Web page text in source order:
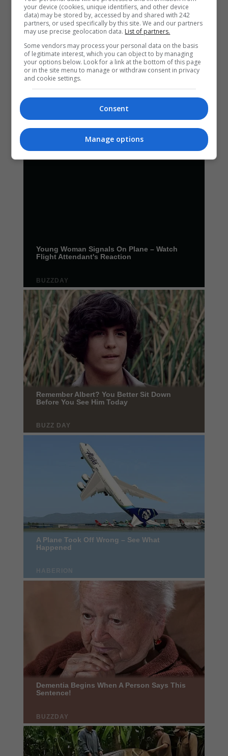
your device (cookies, unique identifiers, and other device
data) may be stored by, accessed by and shared with 242
partners, or used specifically by this site. We and our partners
may use precise geolocation data. List of partners.
Some vendors may process your personal data on the basis
of legitimate interest, which you can object to by managing
your options below. Look for a link at the bottom of this page
or in the site menu to manage or withdraw consent in privacy
and cookie settings.
Consent
Manage options